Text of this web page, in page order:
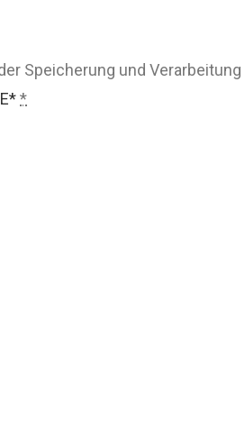
Speicherung und Verarbeitung
*